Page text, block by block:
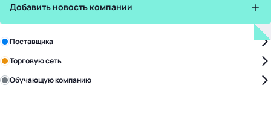
Добавить новость компании
Зарегистрируйте в бизнес-центре:
Поставщика
Торговую сеть
Обучающую компанию